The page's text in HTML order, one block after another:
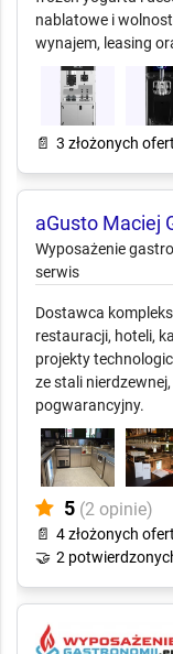
nablatowe i
wynajem, leasing
📄 3 złożonych ofert
technologiczne,
Dostawca
restauracji, hoteli,
projekty
ze stali
pogwarancyjny.
5 (2 opinie)
📄 4 złożonych ofert
🤝 2